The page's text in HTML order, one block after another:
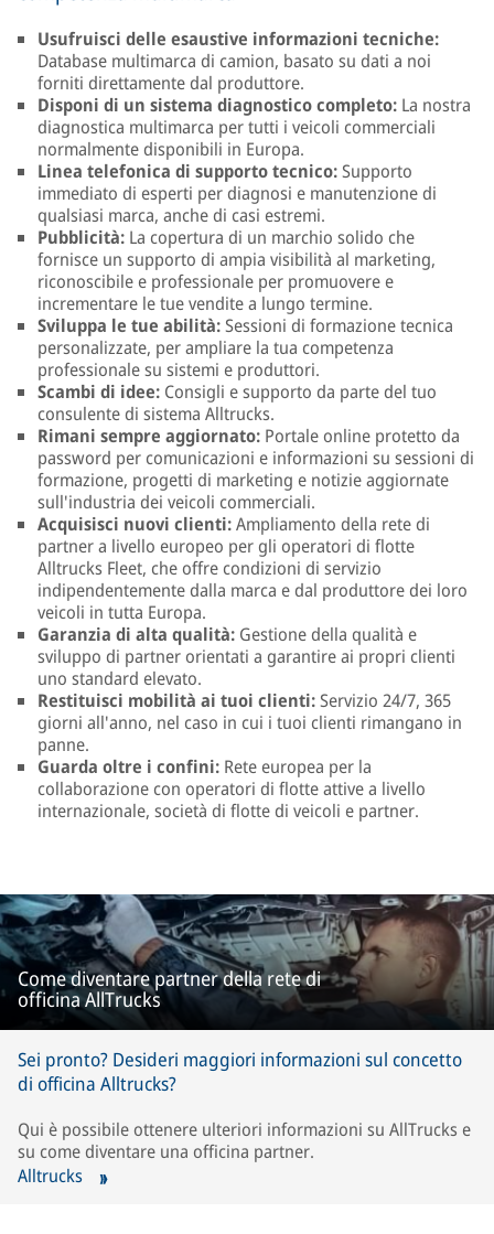
Usufruisci delle esaustive informazioni tecniche:
Database multimarca di camion, basato su dati a noi
forniti direttamente dal produttore.
Disponi di un sistema diagnostico completo: La nostra
diagnostica multimarca per tutti i veicoli commerciali
normalmente disponibili in Europa.
Linea telefonica di supporto tecnico:Supporto
immediato di esperti per diagnosi e manutenzione di
qualsiasi marca, anche di casi estremi.
Pubblicità: La copertura di un marchio solido che
fornisce un supporto di ampia visibilità al marketing,
riconoscibile e professionale per promuovere e
incrementare le tue vendite a lungo termine.
Sviluppa le tue abilità:Sessioni di formazione tecnica
personalizzate, per ampliare la tua competenza
professionale su sistemi e produttori.
Scambi di idee: Consigli e supporto da parte del tuo
consulente di sistema Alltrucks.
Rimani sempre aggiornato: Portale online protetto da
password per comunicazioni e informazioni su sessioni di
formazione, progetti di marketing e notizie aggiornate
sull'industria dei veicoli commerciali.
Acquisisci nuovi clienti:Ampliamento della rete di
partner a livello europeo per gli operatori di flotte
Alltrucks Fleet, che offre condizioni di servizio
indipendentemente dalla marca e dal produttore dei loro
veicoli in tutta Europa.
Garanzia di alta qualità: Gestione della qualità e
sviluppo di partner orientati a garantire ai propri clienti
uno standard elevato.
Restituisci mobilità ai tuoi clienti:Servizio 24/7, 365
giorni all'anno, nel caso in cui i tuoi clienti rimangano in
panne.
Guarda oltre i confini: Rete europea per la
collaborazione con operatori di flotte attive a livello
internazionale, società di flotte di veicoli e partner.
Come diventare partner della rete di
officina AllTrucks
Sei pronto? Desideri maggiori informazioni sul concetto
di officina Alltrucks?
Qui è possibile ottenere ulteriori informazioni su AllTrucks e
su come diventare una officina partner.
Alltrucks